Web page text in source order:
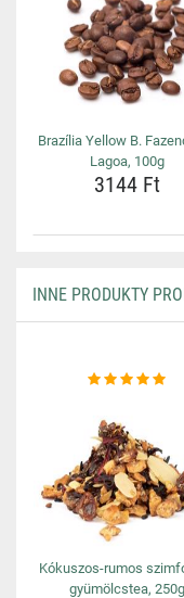
Brazília Yellow B.
Lagoa, 100g
3144 Ft
INNE PRODUKTY
Kókuszos-rumos
gyümölcstea, 250g